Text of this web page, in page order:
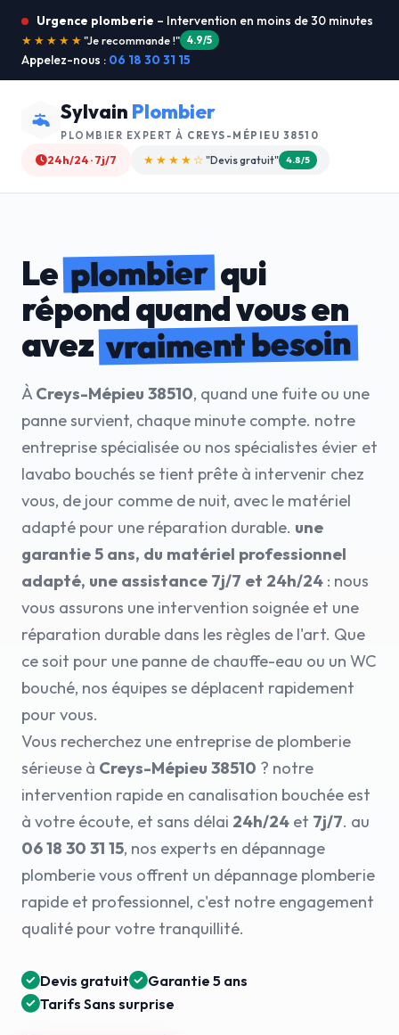
Urgence plomberie – Intervention en moins de 30 minutes
★★★★★"Service ultra rapide !" 5.0/5
Appelez-nous : 06 18 30 31 15
Sylvain Plombier
PLOMBIER EXPERT À CREYS-MÉPIEU 38510
24h/24 · 7j/7 ★★★★☆ "Devis gratuit" 4.8/5
Leplombierqui
répond quand vous en
avezvraiment besoin
ÀCreys-Mépieu 38510, quand une fuite ou une
panne survient, chaque minute compte. notre
entreprise spécialisée ou nos spécialistes évier et
lavabo bouchés se tient prête à intervenir chez
vous, de jour comme de nuit, avec le matériel
adapté pour une réparation durable. une
garantie 5 ans, du matériel professionnel
adapté, une assistance 7j/7 et 24h/24 : nous
vous assurons une intervention soignée et une
réparation durable dans les règles de l'art. Que
ce soit pour une panne de chauffe-eau ou un WC
bouché, nos équipes se déplacent rapidement
pour vous.
Vous recherchez une entreprise de plomberie
sérieuse à Creys-Mépieu 38510 ? notre
intervention rapide en canalisation bouchée est
à votre écoute, et sans délai 24h/24 et 7j/7. au
06 18 30 31 15, nos experts en dépannage
plomberie vous offrent un dépannage plomberie
rapide et professionnel, c'est notre engagement
qualité pour votre tranquillité.
Devis gratuit
Garantie 5 ans
Tarifs Sans surprise